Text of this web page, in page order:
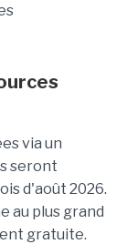
via un
seront
d'août 2026.
au plus grand
gratuite.